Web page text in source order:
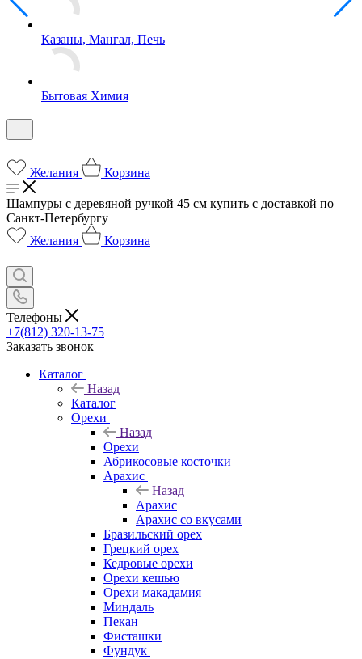
Казаны, Мангал, Печь
Бытовая Химия
Желания Корзина
Шампуры с деревяной ручкой 45 см купить с доставкой по
Санкт-Петербургу
Желания
Корзина
Телефоны
+7(812) 320-13-75
Заказать звонок
Каталог
Назад
Каталог
Орехи
Назад
Орехи
Абрикосовые косточки
Арахис
Назад
Арахис
Арахис со вкусами
Бразильский орех
Грецкий орех
Кедровые орехи
Орехи кешью
Орехи макадамия
Миндаль
Пекан
Фисташки
Фундук